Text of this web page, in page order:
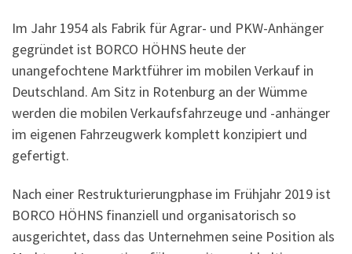
Im Jahr 1954 als Fabrik für Agrar- und PKW-Anhänger
gegründet ist BORCO HÖHNS heute der
unangefochtene Marktführer im mobilen Verkauf in
Deutschland. Am Sitz in Rotenburg an der Wümme
werden die mobilen Verkaufsfahrzeuge und -anhänger
im eigenen Fahrzeugwerk komplett konzipiert und
gefertigt.
Nach einer Restrukturierungphase im Frühjahr 2019 ist
BORCO HÖHNS finanziell und organisatorisch so
ausgerichtet, dass das Unternehmen seine Position als